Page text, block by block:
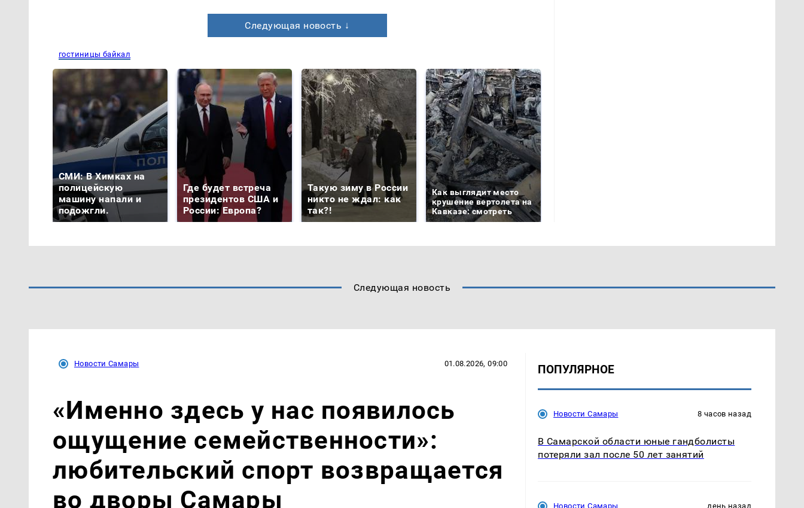
Следующая новость ↓
гостиницы байкал
СМИ: В Химках на
полицейскую
машину напали и
подожгли.
Где будет встреча
президентов США и
России: Европа?
Такую зиму в России
никто не ждал: как
так?!
Как выглядит место
крушение вертолета на
Кавказе: смотреть
Следующая новость
Новости Самары 01.08.2026, 09:00
«Именно здесь у нас появилось
ощущение семейственности»:
любительский спорт возвращается
во дворы Самары
ПОПУЛЯРНОЕ
Новости Самары 8 часов назад
В Самарской области юные гандболисты
потеряли зал после 50 лет занятий
Новости Самары день назад